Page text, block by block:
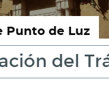
Punto de Luz
del